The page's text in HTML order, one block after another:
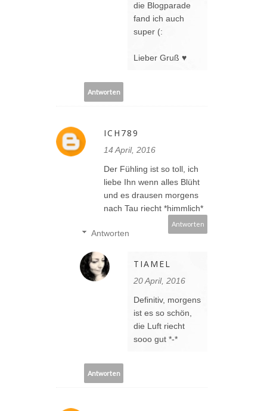
die Blogparade
fand ich auch
super (:
Lieber Gruß ♥
Antworten
ICH789
14 April, 2016
Der Fühling ist so toll, ich
liebe Ihn wenn alles Blüht
und es drausen morgens
nach Tau riecht *himmlich*
Antworten
Antworten
TIAMEL
20 April, 2016
Definitiv, morgens
ist es so schön,
die Luft riecht
sooo gut *-*
Antworten